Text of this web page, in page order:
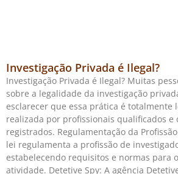
Investigação Privada é Ilegal?
Investigação Privada é Ilegal? Muitas
sobre a legalidade da investigação
esclarecer que essa prática é totalmente
realizada por profissionais qualificados e
registrados. Regulamentação da
lei regulamenta a profissão de
estabelecendo requisitos e normas para
atividade. Detetive Spy: A agência